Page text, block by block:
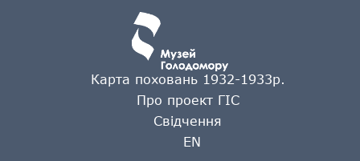
Карта поховань 1932-1933р.
Про проект ГІС
Свідчення
EN